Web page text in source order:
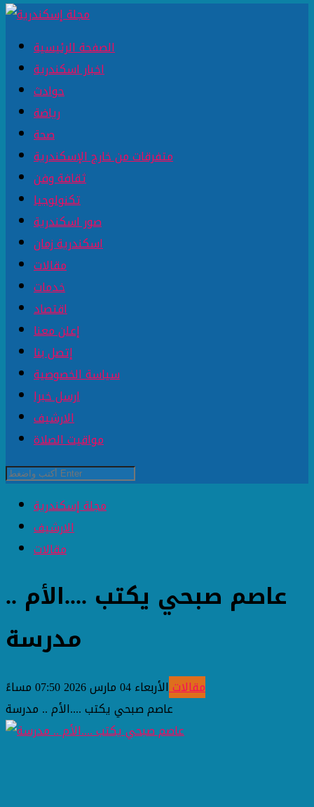
الصفحة الرئيسية
اخبار اسكندرية
حوادث
رياضة
صحة
متفرقات من خارج الإسكندرية
ثقافة وفن
تكنولوجيا
صور اسكندرية
اسكندرية زمان
مقالات
خدمات
اقتصاد
إعلن معنا
إتصل بنا
سياسة الخصوصية
ارسل خبرا
الارشيف
مواقيت الصلاة
مجلة إسكندرية
الارشيف
مقالات
عاصم صبحي يكتب ....الأم ..
مدرسة
مقالاتالأربعاء 04 مارس 2026 07:50 مساءً
عاصم صبحي يكتب ....الأم .. مدرسة